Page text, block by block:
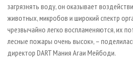
загрязнять воду, он оказывает
животных, микробов и широкий спектр
чрезвычайно легко воспламеняются, их
лесные пожары очень высок», –
директор DART Мания Агаи Мейбоди.